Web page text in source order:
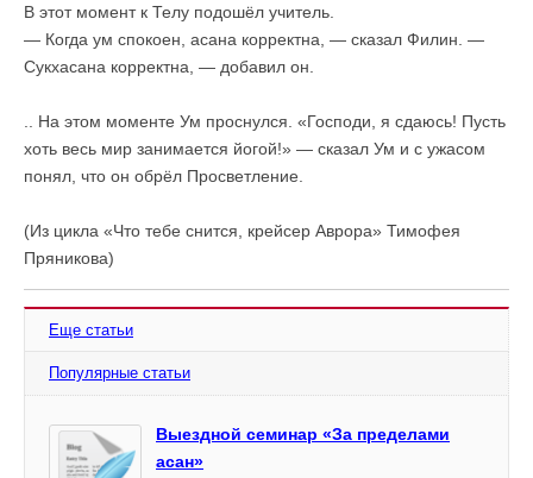
В этот момент к Телу подошёл учитель.
— Когда ум спокоен, асана корректна, — сказал Филин. —
Сукхасана корректна, — добавил он.
.. На этом моменте Ум проснулся. «Господи, я сдаюсь! Пусть
хоть весь мир занимается йогой!» — сказал Ум и с ужасом
понял, что он обрёл Просветление.
(Из цикла «Что тебе снится, крейсер Аврора» Тимофея
Пряникова)
Еще статьи
Популярные статьи
Выездной семинар «За пределами
асан»